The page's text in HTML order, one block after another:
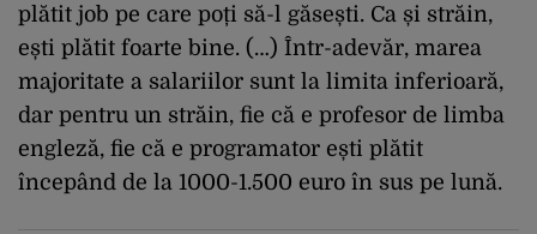
plătit job pe care poți să-l găsești. Ca și străin,
ești plătit foarte bine. (…) Într-adevăr, marea
majoritate a salariilor sunt la limita inferioară,
dar pentru un străin, fie că e profesor de limba
engleză, fie că e programator ești plătit
începând de la 1000-1.500 euro în sus pe lună.